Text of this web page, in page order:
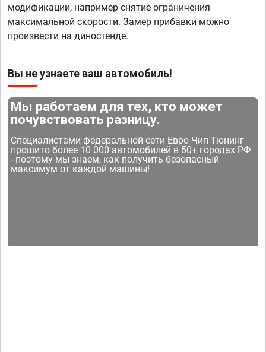
модификации, например снятие ограничения
максимальной скорости. Замер прибавки можно
произвести на диностенде.
Вы не узнаете ваш автомобиль!
Мы работаем для тех, кто может
почувствовать разницу.
Специалистами федеральной сети Евро Чип Тюнинг
прошито более 10 000 автомобилей в 50+ городах РФ
- поэтому мы знаем, как получить безопасный
максимум от каждой машины!